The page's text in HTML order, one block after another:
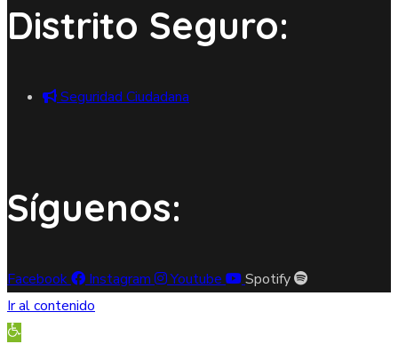
Distrito Seguro:
Seguridad Ciudadana
Síguenos:
Facebook Instagram Youtube
Spotify
Ir al contenido
Abrir barra de herramientas